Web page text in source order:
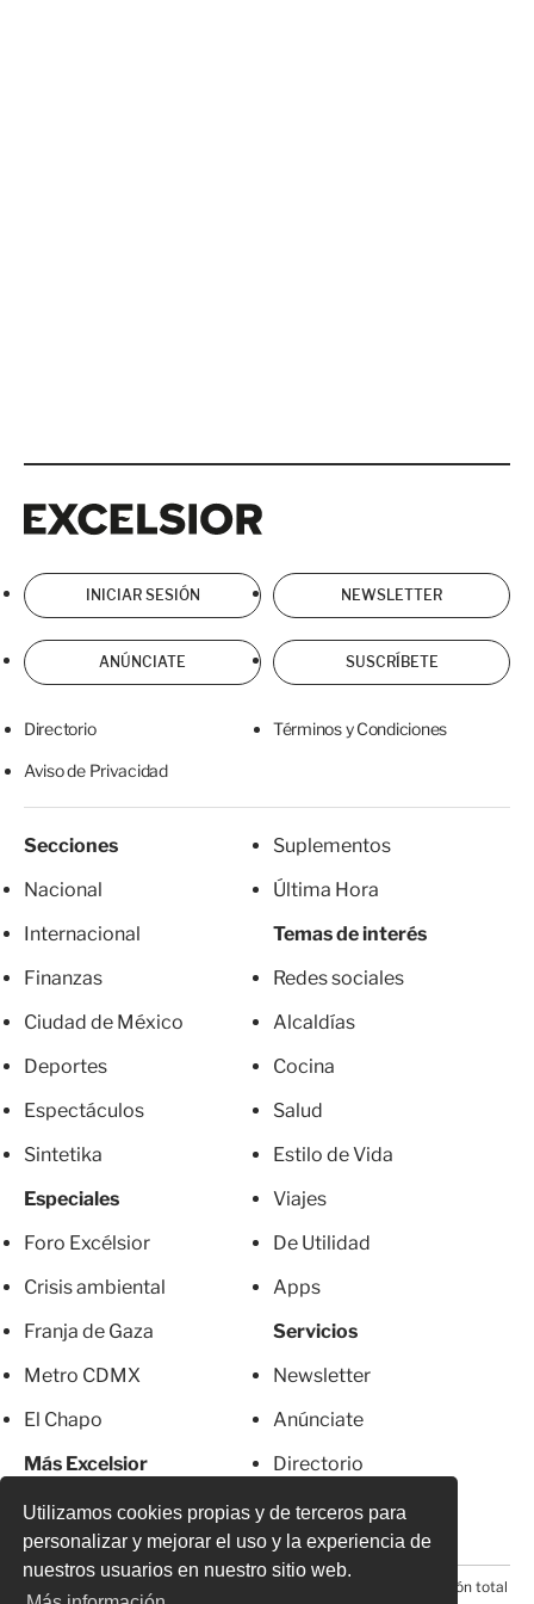
Utilizamos cookies propias y de terceros para
personalizar y mejorar el uso y la experiencia de
nuestros usuarios en nuestro sitio web.
INICIAR SESIÓN NEWSLETTER
ANÚNCIATE SUSCRÍBETE
Directorio Términos y Condiciones
Aviso de Privacidad
Secciones
Nacional
Internacional
Finanzas
Ciudad de México
Deportes
Espectáculos
Sintetika
Especiales
Foro Excélsior
Crisis ambiental
Franja de Gaza
Metro CDMX
El Chapo
Más Excelsior
Mujeres
Suplementos
Última Hora
Temas de interés
Redes sociales
Alcaldías
Cocina
Salud
Estilo de Vida
Viajes
De Utilidad
Apps
Servicios
Newsletter
Anúnciate
Directorio
Suscripciones
© 2026 Todos los derechos reservados. Prohibida la reproducción total